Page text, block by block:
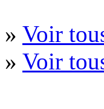
» Voir
» Voir